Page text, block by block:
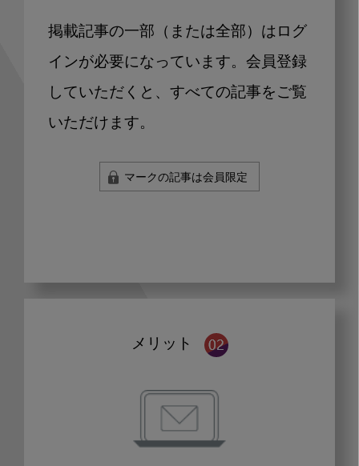
掲載記事の一部（または全部）はログ
インが必要になっています。会員登録
していただくと、すべての記事をご覧
いただけます。
マークの記事は会員限定
メリット